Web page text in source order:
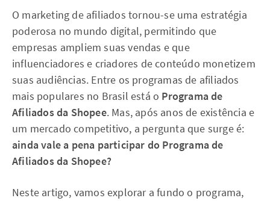
O marketing de afiliados tornou-se uma estratégia
poderosa no mundo digital, permitindo que
empresas ampliem suas vendas e que
influenciadores e criadores de conteúdo monetizem
suas audiências. Entre os programas de afiliados
mais populares no Brasil está o Programa de
Afiliados da Shopee. Mas, após anos de existência e
um mercado competitivo, a pergunta que surge é:
ainda vale a pena participar do Programa de
Afiliados da Shopee?
Neste artigo, vamos explorar a fundo o programa,